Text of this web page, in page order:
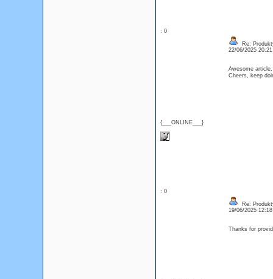
: 0
{___ONLINE___}
Re:
22/06/2025
Awesome
Cheers, keep
: 0
Re:
19/06/2025
Thanks for